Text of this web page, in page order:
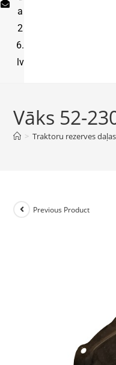
a
2
6.
lv
Vāks 52-
> Traktoru rezerves daļas
Previous Product